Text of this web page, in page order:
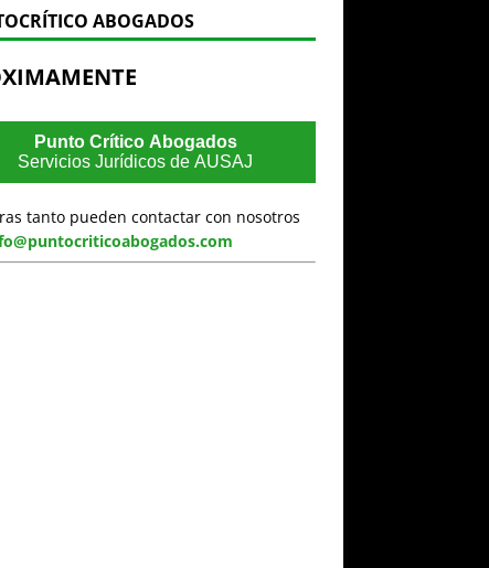
ABOGADOS
Punto Crítico Abogados
Servicios Jurídicos de AUSAJ
tanto pueden contactar con nosotros